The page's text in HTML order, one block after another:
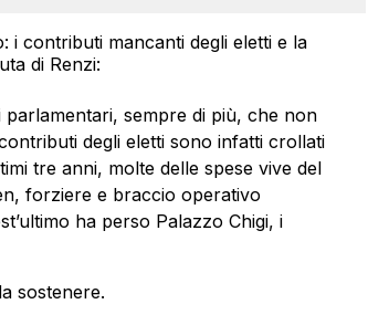
i contributi mancanti degli eletti e la
di Renzi:
sempre di più, che non
degli eletti sono infatti crollati
tre anni, molte delle spese vive del
forziere e braccio operativo
ha perso Palazzo Chigi, i
sostenere.